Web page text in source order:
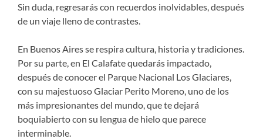
Sin duda, regresarás con recuerdos inolvidables, después
de un viaje lleno de contrastes.
En Buenos Aires se respira cultura, historia y tradiciones.
Por su parte, en El Calafate quedarás impactado,
después de conocer el Parque Nacional Los Glaciares,
con su majestuoso Glaciar Perito Moreno, uno de los
más impresionantes del mundo, que te dejará
boquiabierto con su lengua de hielo que parece
interminable.